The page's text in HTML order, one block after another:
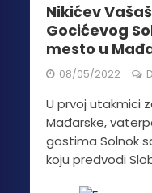
Nikićev
Gocićevog
mesto u
08/05/2022
U prvoj utakmici
Mađarske,
gostima Solnok
koju predvodi